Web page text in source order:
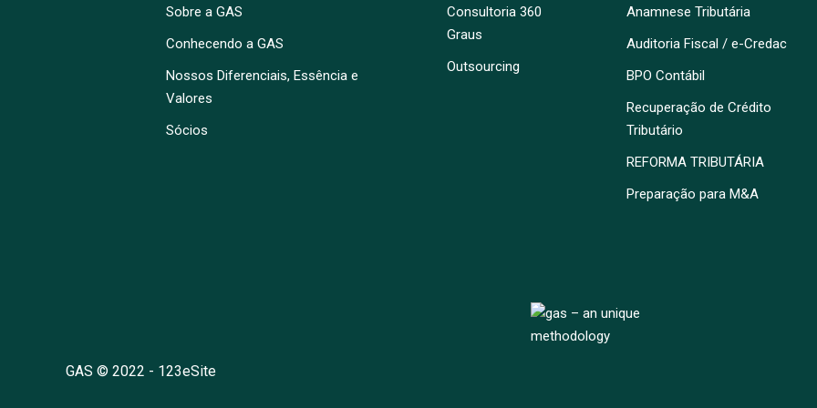
Sobre a GAS
Conhecendo a GAS
Nossos Diferenciais, Essência e
Valores
Sócios
Consultoria 360
Graus
Outsourcing
Anamnese Tributária
Auditoria Fiscal / e-Credac
BPO Contábil
Recuperação de Crédito
Tributário
REFORMA TRIBUTÁRIA
Preparação para M&A
GAS © 2022 - 123eSite